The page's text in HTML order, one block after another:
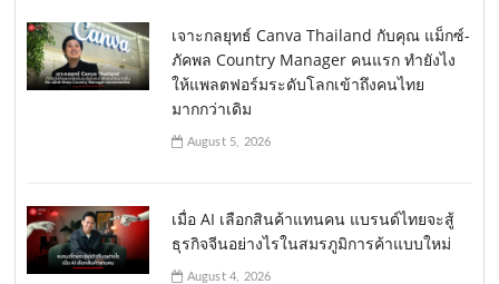
เจาะกลยุทธ์ Canva Thailand กับคุณ แม็กซ์-
ภัคพล Country Manager คนแรก ทำยังไง
ให้แพลตฟอร์มระดับโลกเข้าถึงคนไทย
มากกว่าเดิม
August 5, 2026
เมื่อ AI เลือกสินค้าแทนคน แบรนด์ไทยจะสู้
ธุรกิจจีนอย่างไรในสมรภูมิการค้าแบบใหม่
August 4, 2026